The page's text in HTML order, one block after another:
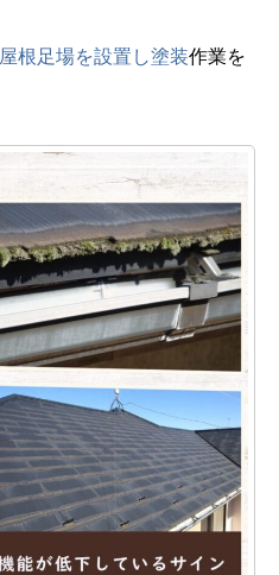
屋根足場を設置し塗装作業を